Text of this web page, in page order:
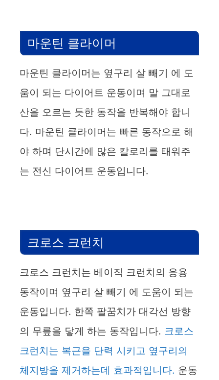
마운틴 클라이머
마운틴 클라이머는 옆구리 살 빼기 에 도
움이 되는 다이어트 운동이며 말 그대로
산을 오르는 듯한 동작을 반복해야 합니
다. 마운틴 클라이머는 빠른 동작으로 해
야 하며 단시간에 많은 칼로리를 태워주
는 전신 다이어트 운동입니다.
크로스 크런치
크로스 크런치는 베이직 크런치의 응용
동작이며 옆구리 살 빼기 에 도움이 되는
운동입니다. 한쪽 팔꿈치가 대각선 방향
의 무릎을 닿게 하는 동작입니다. 크로스
크런치는 복근을 단력 시키고 옆구리의
체지방을 제거하는데 효과적입니다. 운동